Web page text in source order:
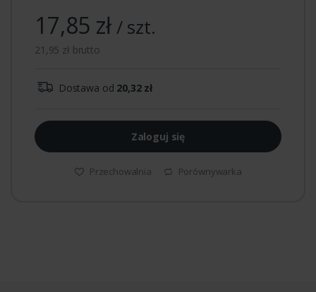
17,85 zł/ szt.
21,95 zł brutto
Dostawa od 20,32 zł
Zaloguj się
Przechowalnia Porównywarka